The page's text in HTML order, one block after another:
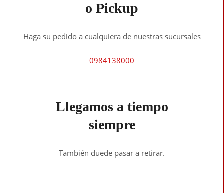
o Pickup
Haga su pedido a cualquiera de nuestras sucursales
0984138000
Llegamos a tiempo
siempre
También duede pasar a retirar.